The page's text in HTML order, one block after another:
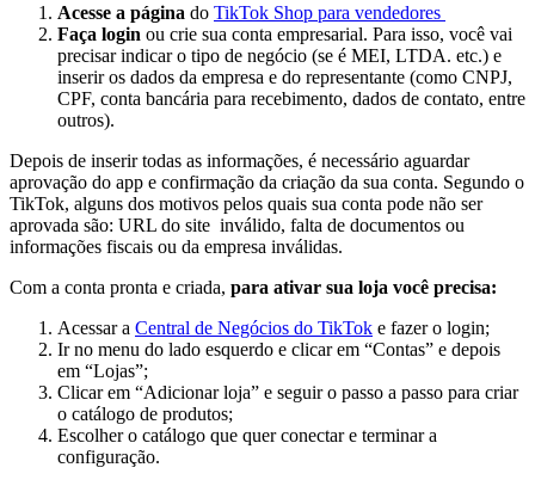
Acesse a página do TikTok Shop para vendedores
Faça login ou crie sua conta empresarial. Para isso, você vai
precisar indicar o tipo de negócio (se é MEI, LTDA. etc.) e
inserir os dados da empresa e do representante (como CNPJ,
CPF, conta bancária para recebimento, dados de contato, entre
outros).
Depois de inserir todas as informações, é necessário aguardar
aprovação do app e confirmação da criação da sua conta. Segundo o
TikTok, alguns dos motivos pelos quais sua conta pode não ser
aprovada são: URL do site inválido, falta de documentos ou
informações fiscais ou da empresa inválidas.
Com a conta pronta e criada, para ativar sua loja você precisa:
Acessar a Central de Negócios do TikTok e fazer o login;
Ir no menu do lado esquerdo e clicar em “Contas” e depois
em “Lojas”;
Clicar em “Adicionar loja” e seguir o passo a passo para criar
o catálogo de produtos;
Escolher o catálogo que quer conectar e terminar a
configuração.